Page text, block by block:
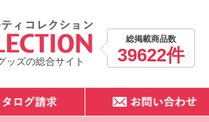
ッズの総合サイト
総掲載商品数
39622件